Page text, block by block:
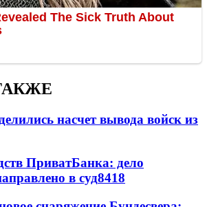
насчет вывода войск из
ПриватБанка: дело
в суд8418